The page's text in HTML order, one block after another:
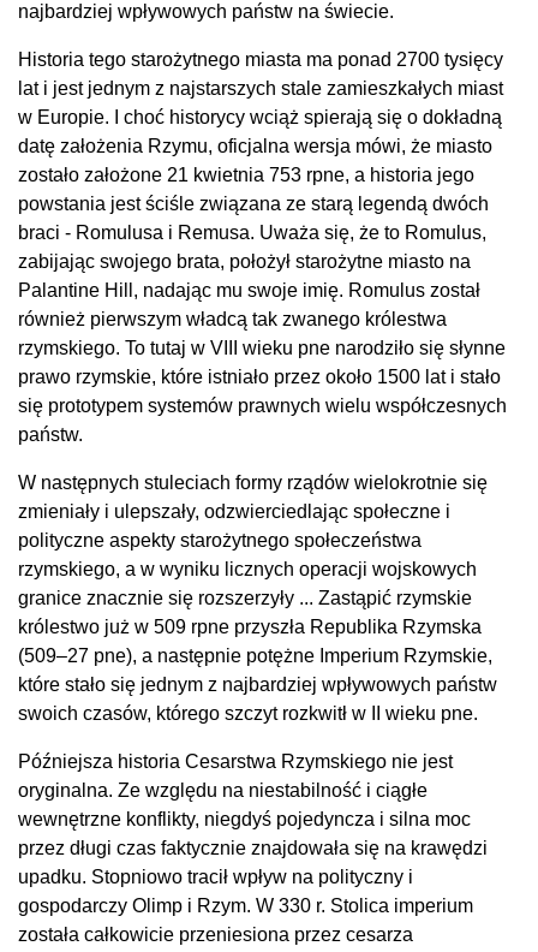
najbardziej wpływowych państw na świecie.
Historia tego starożytnego miasta ma ponad 2700 tysięcy
lat i jest jednym z najstarszych stale zamieszkałych miast
w Europie. I choć historycy wciąż spierają się o dokładną
datę założenia Rzymu, oficjalna wersja mówi, że miasto
zostało założone 21 kwietnia 753 rpne, a historia jego
powstania jest ściśle związana ze starą legendą dwóch
braci - Romulusa i Remusa. Uważa się, że to Romulus,
zabijając swojego brata, położył starożytne miasto na
Palantine Hill, nadając mu swoje imię. Romulus został
również pierwszym władcą tak zwanego królestwa
rzymskiego. To tutaj w VIII wieku pne narodziło się słynne
prawo rzymskie, które istniało przez około 1500 lat i stało
się prototypem systemów prawnych wielu współczesnych
państw.
W następnych stuleciach formy rządów wielokrotnie się
zmieniały i ulepszały, odzwierciedlając społeczne i
polityczne aspekty starożytnego społeczeństwa
rzymskiego, a w wyniku licznych operacji wojskowych
granice znacznie się rozszerzyły ... Zastąpić rzymskie
królestwo już w 509 rpne przyszła Republika Rzymska
(509–27 pne), a następnie potężne Imperium Rzymskie,
które stało się jednym z najbardziej wpływowych państw
swoich czasów, którego szczyt rozkwitł w II wieku pne.
Późniejsza historia Cesarstwa Rzymskiego nie jest
oryginalna. Ze względu na niestabilność i ciągłe
wewnętrzne konflikty, niegdyś pojedyncza i silna moc
przez długi czas faktycznie znajdowała się na krawędzi
upadku. Stopniowo tracił wpływ na polityczny i
gospodarczy Olimp i Rzym. W 330 r. Stolica imperium
została całkowicie przeniesiona przez cesarza